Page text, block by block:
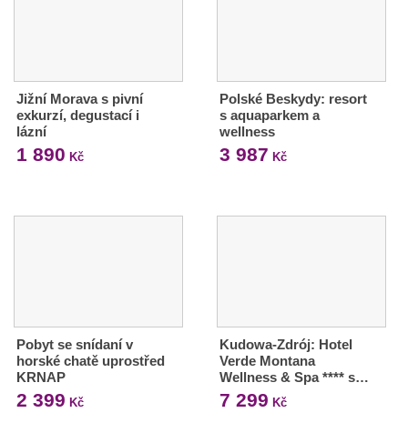
Jižní Morava s pivní
exkurzí, degustací i
lázní
1 890 Kč
Polské Beskydy: resort
s aquaparkem a
wellness
3 987 Kč
Pobyt se snídaní v
horské chatě uprostřed
KRNAP
2 399 Kč
Kudowa-Zdrój: Hotel
Verde Montana
Wellness & Spa **** s…
7 299 Kč